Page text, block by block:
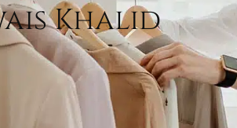
Khalid